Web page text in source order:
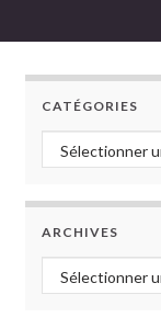
CATÉGORIES
Catégories
ARCHIVES
Archives